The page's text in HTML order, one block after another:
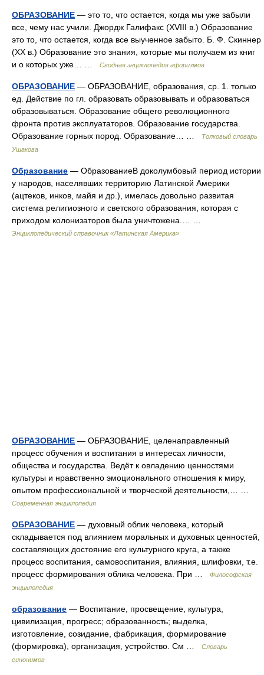
ОБРАЗОВАНИЕ — это то, что остается, когда мы уже забыли
все, чему нас учили. Джордж Галифакс (XVIII в.) Образование
это то, что остается, когда все выученное забыто. Б. Ф. Скиннер
(XX в.) Образование это знания, которые мы получаем из книг
и о которых уже… …
Сводная энциклопедия афоризмов
ОБРАЗОВАНИЕ — ОБРАЗОВАНИЕ, образования, ср. 1. только
ед. Действие по гл. образовать образовывать и образоваться
образовываться. Образование общего революционного
фронта против эксплуататоров. Образование государства.
Образование горных пород. Образование… …
Толковый словарь
Ушакова
Образование — ОбразованиеВ доколумбовый период истории
у народов, населявших территорию Латинской Америки
(ацтеков, инков, майя и др.), имелась довольно развитая
система религиозного и светского образования, которая с
приходом колонизаторов была уничтожена.… …
Энциклопедический справочник «Латинская Америка»
ОБРАЗОВАНИЕ — ОБРАЗОВАНИЕ, целенаправленный
процесс обучения и воспитания в интересах личности,
общества и государства. Ведёт к овладению ценностями
культуры и нравственно эмоционального отношения к миру,
опытом профессиональной и творческой деятельности,… …
Современная энциклопедия
ОБРАЗОВАНИЕ — духовный облик человека, который
складывается под влиянием моральных и духовных ценностей,
составляющих достояние его культурного круга, а также
процесс воспитания, самовоспитания, влияния, шлифовки, т.е.
процесс формирования облика человека. При …
Философская
энциклопедия
образование — Воспитание, просвещение, культура,
цивилизация, прогресс; образованность; выделка,
изготовление, созидание, фабрикация, формирование
(формировка), организация, устройство. См …
Словарь
синонимов